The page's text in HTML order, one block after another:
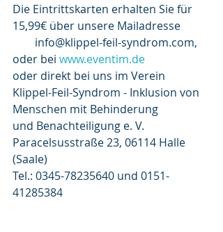
Die Eintrittskarten erhalten Sie für
15,99€ über unsere Mailadresse
        info@klippel-feil-syndrom.com,
oder bei www.eventim.de
oder direkt bei uns im Verein
Klippel-Feil-Syndrom - Inklusion von
Menschen mit Behinderung
und Benachteiligung e. V.
Paracelsusstraße 23, 06114 Halle
(Saale)
Tel.: 0345-78235640 und 0151-
41285384